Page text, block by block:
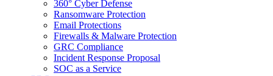
360° Cyber Defense
Ransomware Protection
Email Protections
Firewalls & Malware Protection
GRC Compliance
Incident Response Proposal
SOC as a Service